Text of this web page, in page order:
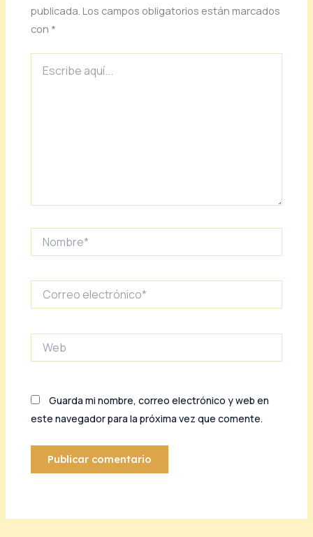
publicada. Los campos obligatorios están marcados
con *
aquí...
electrónico*
Guarda mi nombre, correo electrónico y web en
este navegador para la próxima vez que comente.